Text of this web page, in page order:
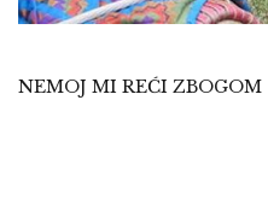
NEMOJ MI REĆI ZBOGOM